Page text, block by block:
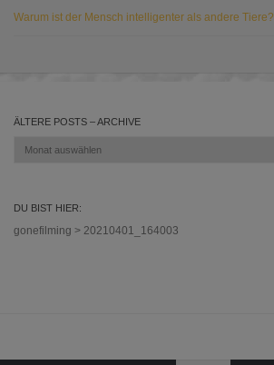
Warum ist der Mensch intelligenter als andere Tiere?
ÄLTERE POSTS – ARCHIVE
Ältere
DU BIST HIER:
gonefilming > 20210401_164003